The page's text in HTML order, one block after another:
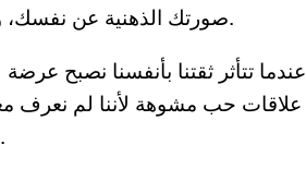
صورتك الذهنية عن نفسك، وشعورك باستحقاق الحب والتقدير، ومن ثمَّ الثقة في النفس وقبولها.
عندما تتأثر ثقتنا بأنفسنا نصبح
علاقات حب مشوهة لأننا لم نعرف
بالقليل، ونهدر فرص تحسين حياتنا ونتهاون في إنجازات تدفعنا للأمام.